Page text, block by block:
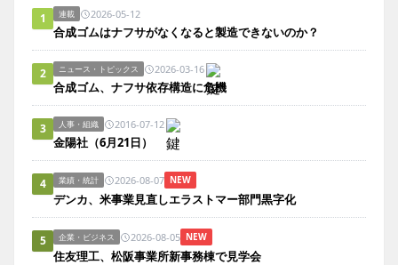
1 連載 2026-05-12
合成ゴムはナフサがなくなると製造できないのか？
2 ニュース・トピックス 2026-03-16
合成ゴム、ナフサ依存構造に危機
3 人事・組織 2016-07-12
金陽社（6月21日）
4 業績・統計 2026-08-07 NEW
デンカ、米事業見直しエラストマー部門黒字化
5 企業・ビジネス 2026-08-05 NEW
住友理工、松阪事業所新事務棟で見学会